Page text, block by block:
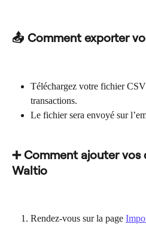
📤 Comment exporter
Téléchargez votre fichier
transactions.
Le fichier sera envoyé sur
➕ Comment ajouter vos
Waltio
Rendez-vous sur la page